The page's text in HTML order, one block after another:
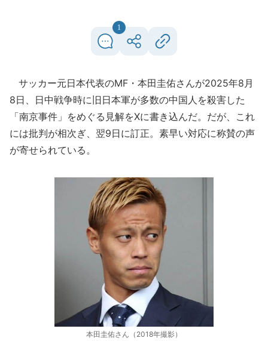
1
サッカー元日本代表のMF・本田圭佑さんが2025年8月
8日、日中戦争時に旧日本軍が多数の中国人を殺害した
「南京事件」をめぐる見解をXに書き込んだ。だが、これ
には批判が相次ぎ、翌9日に訂正。素早い対応に称賛の声
が寄せられている。
本田圭佑さん（2018年撮影）